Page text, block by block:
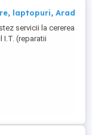
laptopuri, Arad
servicii la cererea
I.T. (reparatii
instalare routere
si programe
drivere si
fiind sustinute cu